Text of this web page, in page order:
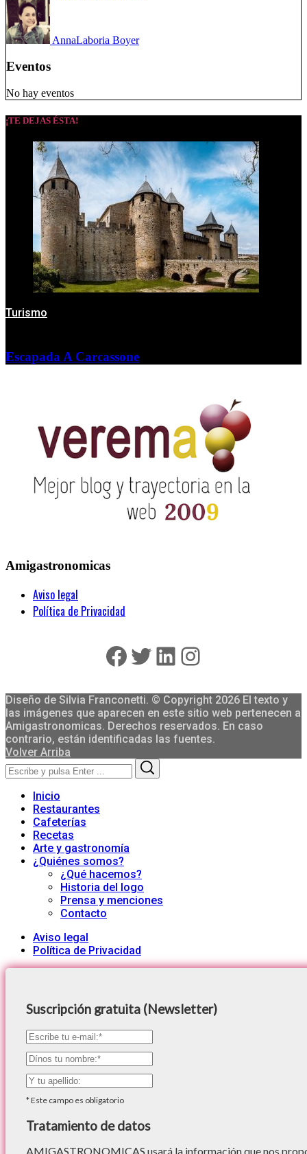
AnnaLaboria Boyer
Eventos
No hay eventos
¡TE DEJAS ÉSTA!
Turismo
Escapada A Carcassone
Amigastronomicas
Aviso legal
Política de Privacidad
Facebook
Twitter
LinkedIn
Instagram
Diseño de Silvia Franconetti. © Copyright 2026 El texto y
las imágenes que aparecen en este sitio web pertenecen a
Amigastronomicas. Derechos reservados. En caso
contrario, están identificadas las fuentes.
Volver Arriba
Search
for:
Inicio
Restaurantes
Cafeterías
Recetas
Arte y gastronomía
¿Quiénes somos?
¿Qué hacemos?
Historia del logo
Prensa y menciones
Contacto
Aviso legal
Política de Privacidad
Suscripción gratuita (Newsletter)
*Este campo es obligatorio
Tratamiento de datos
AMIGASTRONOMICAS usará la información que nos